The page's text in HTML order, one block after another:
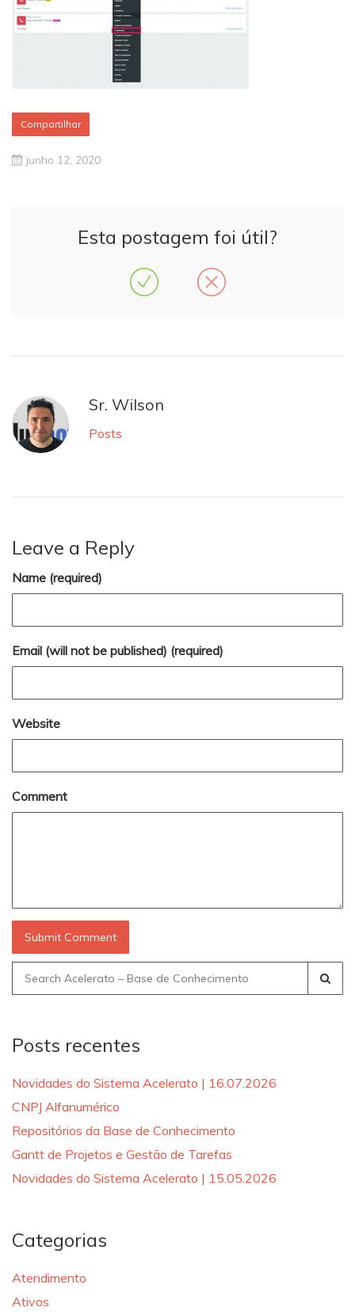
Compartilhar
junho 12, 2020
Esta postagem foi útil?
Sr. Wilson
Posts
Leave a Reply
Name (required)
Email (will not be published) (required)
Website
Comment
Search
for:
Posts recentes
Novidades do Sistema Acelerato | 16.07.2026
CNPJ Alfanumérico
Repositórios da Base de Conhecimento
Gantt de Projetos e Gestão de Tarefas
Novidades do Sistema Acelerato | 15.05.2026
Categorias
Atendimento
Ativos